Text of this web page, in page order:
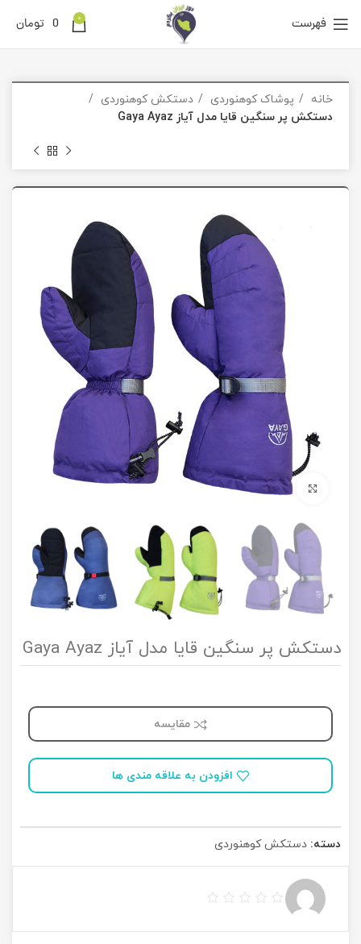
فهرست 0
0 تومان
خانه پوشاک کوهنوردی
دستکش کوهنوردی
دستکش پر سنگین قایا مدل آیاز Gaya Ayaz
برای بزرگنمایی کلیک کنید
دستکش پر سنگین قایا مدل آیاز Gaya Ayaz
مقایسه
افزودن به علاقه مندی ها
دسته: دستکش کوهنوردی